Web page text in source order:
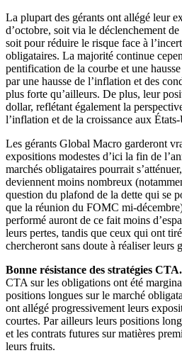
La plupart des gérants ont allégé leur
d’octobre, soit via le déclenchement
soit pour réduire le risque face à
obligataires. La majorité continue
pentification de la courbe et une
par une hausse de l’inflation et des
plus forte qu’ailleurs. De plus, leur
dollar, reflétant également la
l’inflation et de la croissance aux
Les gérants Global Macro garderont
expositions modestes d’ici la fin de
marchés obligataires pourrait
deviennent moins nombreux
question du plafond de la dette qui se
que la réunion du FOMC mi-
performé auront de ce fait moins
leurs pertes, tandis que ceux qui ont
chercheront sans doute à réaliser leurs
Bonne résistance des stratégies CTA.
CTA sur les obligations ont été
positions longues sur le marché
ont allégé progressivement leurs
courtes. Par ailleurs leurs positions
et les contrats futures sur matières
leurs fruits.